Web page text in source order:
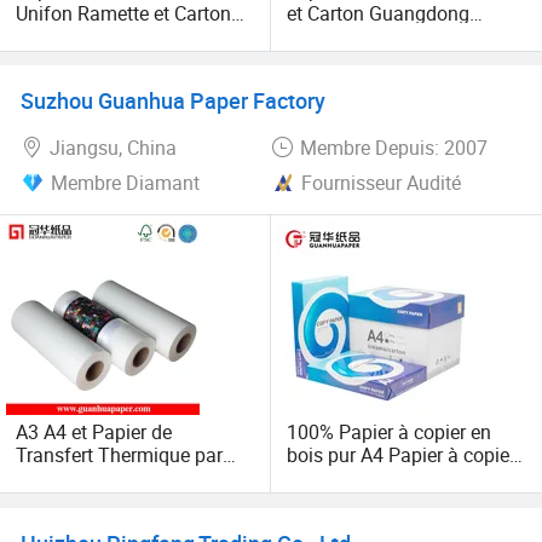
hommes et pour femmes, les meubles de maison et
Unifon Ramette et Carton
et Carton Guangdong
Suzhou Guanhua Paper Factory
Jiangsu, China
Membre Depuis: 2007
Membre Diamant
Fournisseur Audité
A3 A4 et Papier de
Transfert Thermique par
Rouleau
100% Papier à copier en
bois pur A4 Papier à copier